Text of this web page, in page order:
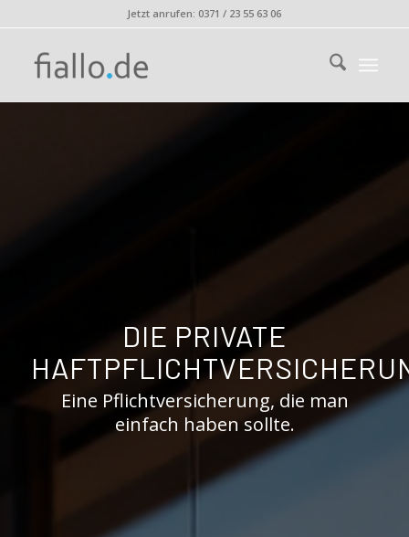
Jetzt anrufen: 0371 / 23 55 63 06
DIE PRIVATE
Eine Pflichtversicherung, die man
einfach haben sollte.